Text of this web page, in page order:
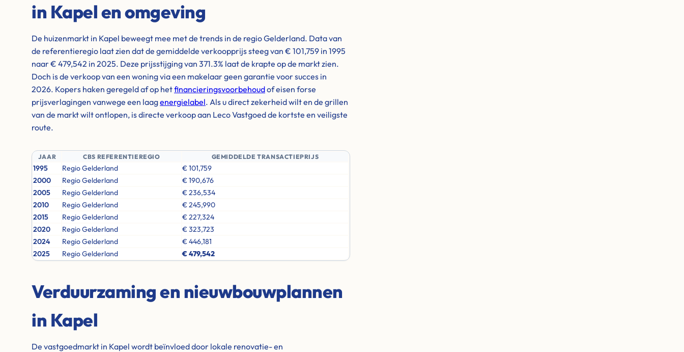
in Kapel en omgeving
De huizenmarkt in Kapel beweegt mee met de trends in de regio Gelderland. Data van
de referentieregio laat zien dat de gemiddelde verkoopprijs steeg van € 101,759 in 1995
naar € 479,542 in 2025. Deze prijsstijging van 371.3% laat de krapte op de markt zien.
Doch is de verkoop van een woning via een makelaar geen garantie voor succes in
2026. Kopers haken geregeld af op hetfinancieringsvoorbehoudof eisen forse
prijsverlagingen vanwege een laagenergielabel. Als u direct zekerheid wilt en de grillen
van de markt wilt ontlopen, is directe verkoop aan Leco Vastgoed de kortste en veiligste
route.
JAAR CBS REFERENTIEREGIO GEMIDDELDE TRANSACTIEPRIJS
1995 Regio Gelderland
€ 101,759
2000
Regio Gelderland
€ 190,676
2005
Regio Gelderland
€ 236,534
2010
Regio Gelderland
€ 245,990
2015
Regio Gelderland
€ 227,324
2020
Regio Gelderland
€ 323,723
2024
Regio Gelderland
€ 446,181
2025
Regio Gelderland € 479,542
Verduurzaming en nieuwbouwplannen
in Kapel
De vastgoedmarkt in Kapel wordt beïnvloed door lokale renovatie- en